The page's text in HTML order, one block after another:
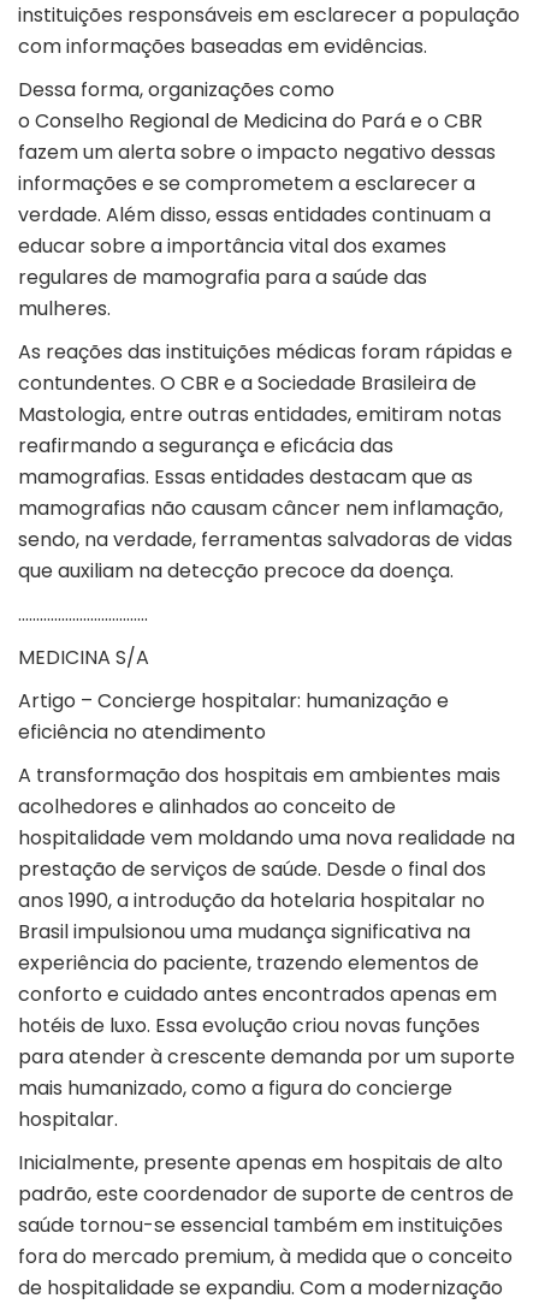
instituições responsáveis em esclarecer a população
com informações baseadas em evidências.
Dessa forma, organizações como
o Conselho Regional de Medicina do Pará e o CBR
fazem um alerta sobre o impacto negativo dessas
informações e se comprometem a esclarecer a
verdade. Além disso, essas entidades continuam a
educar sobre a importância vital dos exames
regulares de mamografia para a saúde das
mulheres.
As reações das instituições médicas foram rápidas e
contundentes. O CBR e a Sociedade Brasileira de
Mastologia, entre outras entidades, emitiram notas
reafirmando a segurança e eficácia das
mamografias. Essas entidades destacam que as
mamografias não causam câncer nem inflamação,
sendo, na verdade, ferramentas salvadoras de vidas
que auxiliam na detecção precoce da doença.
………………………………
MEDICINA S/A
Artigo – Concierge hospitalar: humanização e
eficiência no atendimento
A transformação dos hospitais em ambientes mais
acolhedores e alinhados ao conceito de
hospitalidade vem moldando uma nova realidade na
prestação de serviços de saúde. Desde o final dos
anos 1990, a introdução da hotelaria hospitalar no
Brasil impulsionou uma mudança significativa na
experiência do paciente, trazendo elementos de
conforto e cuidado antes encontrados apenas em
hotéis de luxo. Essa evolução criou novas funções
para atender à crescente demanda por um suporte
mais humanizado, como a figura do concierge
hospitalar.
Inicialmente, presente apenas em hospitais de alto
padrão, este coordenador de suporte de centros de
saúde tornou-se essencial também em instituições
fora do mercado premium, à medida que o conceito
de hospitalidade se expandiu. Com a modernização